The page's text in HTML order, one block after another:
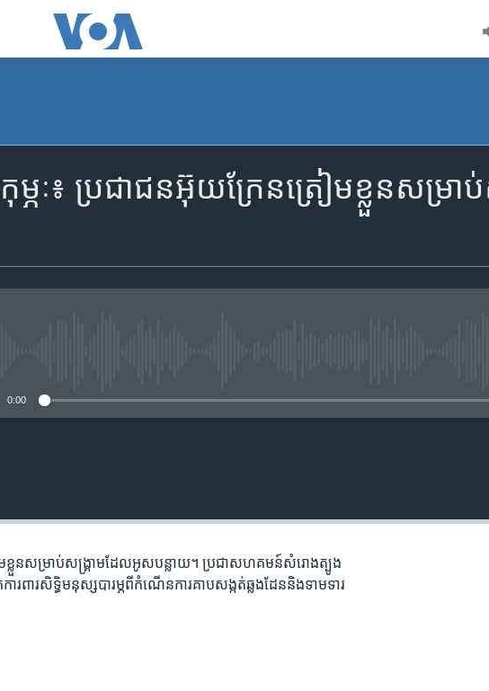
Apple Podcasts
ៈ៖ ប្រជាជនអ៊ុយក្រែនត្រៀមខ្លួនសម្រាប់
0:00
មខ្លួនសម្រាប់សង្គ្រាមដែលអូសបន្លាយ។ ប្រជាសហគមន៍សំរោងត្បូង
រពារសិទ្ធិមនុស្សបារម្ភពីកំណើនការគាបសង្កត់ឆ្លងដែននិងទាមទារ